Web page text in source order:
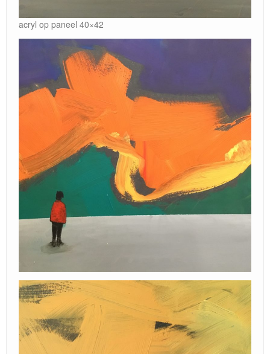
acryl op paneel 40×42